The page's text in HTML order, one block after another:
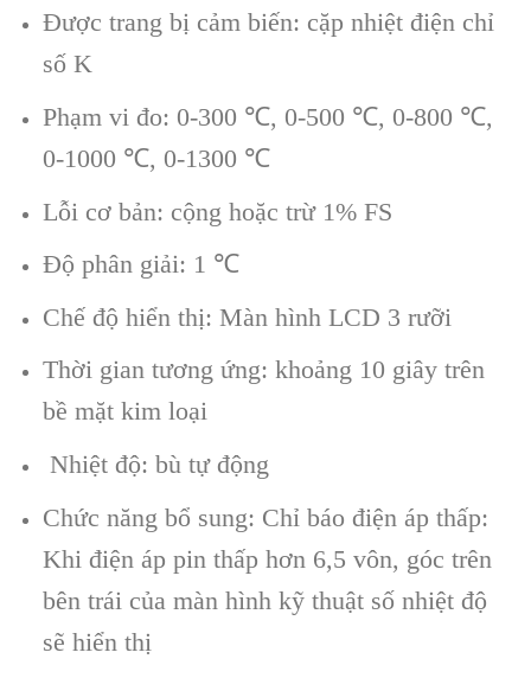
Được trang bị cảm biến: cặp nhiệt điện chỉ
số K
Phạm vi đo: 0-300 ℃, 0-500 ℃, 0-800 ℃,
0-1000 ℃, 0-1300 ℃
Lỗi cơ bản: cộng hoặc trừ 1% FS
Độ phân giải: 1 ℃
Chế độ hiển thị: Màn hình LCD 3 rưỡi
Thời gian tương ứng: khoảng 10 giây trên
bề mặt kim loại
Nhiệt độ: bù tự động
Chức năng bổ sung: Chỉ báo điện áp thấp:
Khi điện áp pin thấp hơn 6,5 vôn, góc trên
bên trái của màn hình kỹ thuật số nhiệt độ
sẽ hiển thị